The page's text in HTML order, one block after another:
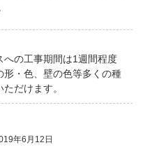
の工事期間は1週間程度
・色、壁の色等多くの種
だけます。
年6月12日